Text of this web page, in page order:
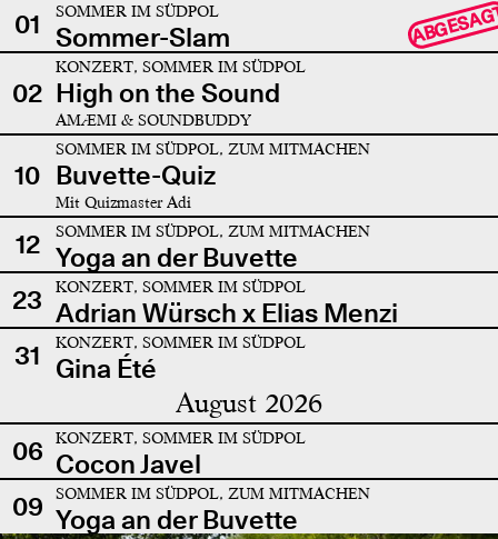
01 SOMMER IM SÜDPOL
Sommer-Slam
02
KONZERT, SOMMER IM SÜDPOL
High on the Sound
AMÆMI & SOUNDBUDDY
10
SOMMER IM SÜDPOL, ZUM MITMACHEN
Buvette-Quiz
Mit Quizmaster Adi
12 SOMMER IM SÜDPOL, ZUM MITMACHEN
Yoga an der Buvette
23
KONZERT, SOMMER IM SÜDPOL
Adrian Würsch x Elias Menzi
31
KONZERT, SOMMER IM SÜDPOL
Gina Été
August 2026
06 KONZERT, SOMMER IM SÜDPOL
Cocon Javel
09
SOMMER IM SÜDPOL, ZUM MITMACHEN
Yoga an der Buvette